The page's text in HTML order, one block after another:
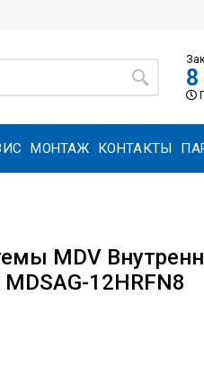
МОНТАЖ КОНТАКТЫ
MDV
12HRFN8